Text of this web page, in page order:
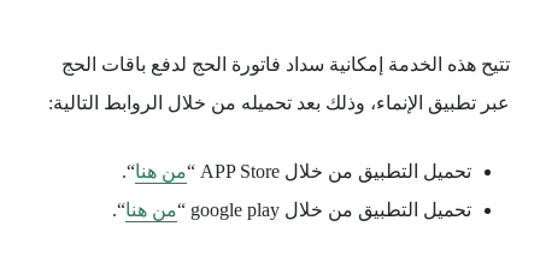
تتيح هذه الخدمة إمكانية سداد فاتورة الحج لدفع باقات الحج
عبر تطبيق الإنماء، وذلك بعد تحميله من خلال الروابط التالية:
تحميل التطبيق من خلال APP Store “ من هنا“.
تحميل التطبيق من خلال google play “
من هنا“.